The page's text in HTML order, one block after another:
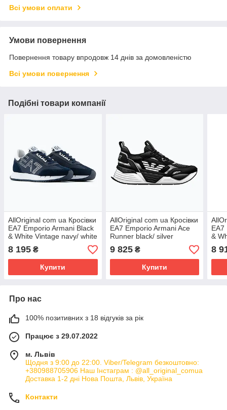
Всі умови оплати
Умови повернення
Повернення товару впродовж 14 днів за домовленістю
Всі умови повернення
Подібні товари компанії
AllOriginal com ua Кросівки
EA7 Emporio Armani Black
& White Vintage navy/ white
РОЗМІРИ ЗАПИТУЙТЕ
8 195 ₴
Купити
AllOriginal com ua Кросівки
EA7 Emporio Armani Ace
Runner black/ silver
РОЗМІРИ ЗАПИТУЙТЕ
9 825₴
Купити
EA7
&
8
Про нас
100% позитивних з 18 відгуків за рік
Працює з 29.07.2022
м. Львів
Щодня з 9:00 до 22:00. Viber/Telegram безкоштовно:
+380988705906 Наш Інстаграм : @all_original_comua
Доставка 1-2 дні Нова Пошта, Львів, Україна
Контакти